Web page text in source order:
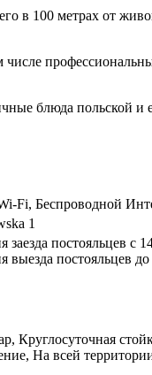
в 100 метрах от
числе
блюда польской
Fi, Беспроводной
1
заезда постояльцев с
выезда постояльцев
Круглосуточная
На всей